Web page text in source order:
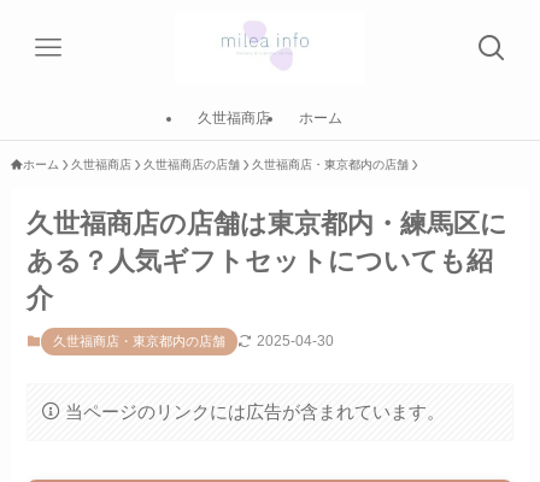
久世福商店 ホーム
ホーム 久世福商店 久世福商店の店舗 久世福商店・東京都内の店舗
久世福商店の店舗は東京都内・練馬区に
ある？人気ギフトセットについても紹
介
久世福商店・東京都内の店舗 2025-04-30
当ページのリンクには広告が含まれています。